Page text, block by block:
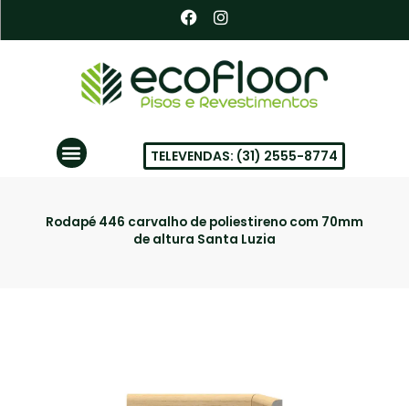
F
a
c
b
o
o
I
n
s
t
a
r
m
Menu
TELEVENDAS: (31) 2555-8774
Rodapé 446 carvalho de poliestireno com 70mm
de altura Santa Luzia